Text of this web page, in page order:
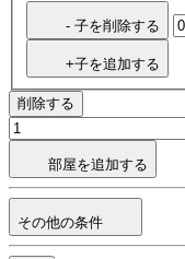
- 子を削除する
+子を追加する
削除する
部屋を追加する
その他の条件